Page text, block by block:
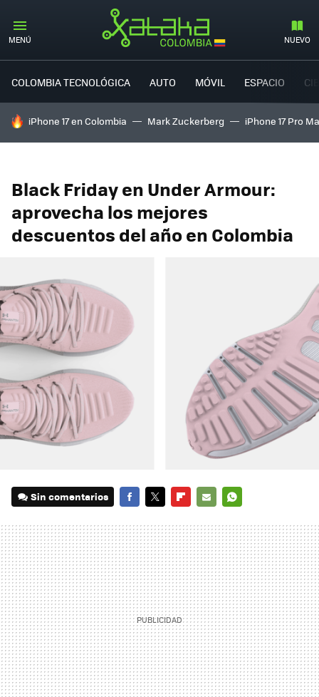
MENÚ NUEVO
COLOMBIA TECNOLÓGICA AUTO MÓVIL ESPACIO
HOY SE HABLA DE
iPhone 17 en Colombia Mark Zuckerberg iPhone 17 Pro
Black Friday en Under Armour:
aprovecha los mejores
descuentos del año en Colombia
Sin comentarios
MAIL